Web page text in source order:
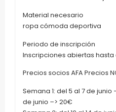
Material necesario
ropa cómoda deportiva
Periodo de inscripción
Inscripciones abiertas
Precios socios AFA Precios
Semana 1: del 5 al 7 de junio
de junio –> 20€